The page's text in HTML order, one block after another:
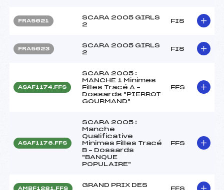
FRA5621
SCARA 2005 GIRLS
2
FIS
FRA5623
SCARA 2005 GIRLS
2
FIS
ASAF1174.FFS
SCARA 2005 :
MANCHE 1 Minimes
Filles Tracé A –
Dossards "PIERROT
GOURMAND"
FFS
ASAF1176.FFS
SCARA 2005 :
Manche
Qualificative
Minimes Filles Tracé
B – Dossards
"BANQUE
POPULAIRE"
FFS
AMBF1281.FFS
GRAND PRIX DES
FFS